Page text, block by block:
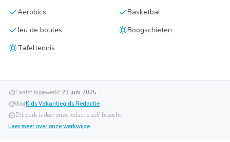
checkAerobics checkBasketbal
checkJeu de boules sunnyBoogschieten
sunnyTafeltennis
updateLaatst bijgewerkt:23 juni 2025
updatedoorKids Vakantiegids Redactie.
verifiedDit park is door onze redactie zelf bezocht.
Lees meer over onze werkwijze.